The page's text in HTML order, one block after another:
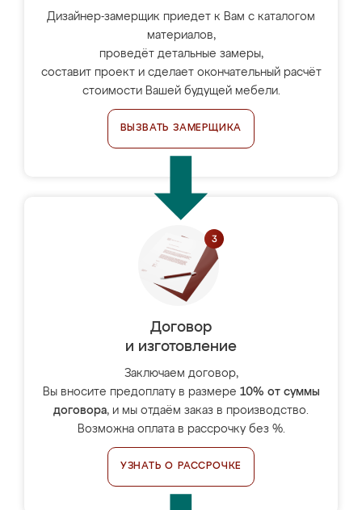
Дизайнер-замерщик приедет к Вам с каталогом
материалов,
проведёт детальные замеры,
составит проект и сделает окончательный расчёт
стоимости Вашей будущей мебели.
ВЫЗВАТЬ ЗАМЕРЩИКА
Договор
и изготовление
Заключаем договор,
Вы вносите предоплату в размере 10% от суммы
договора, и мы отдаём заказ в производство.
Возможна оплата в рассрочку без %.
УЗНАТЬ О РАССРОЧКЕ